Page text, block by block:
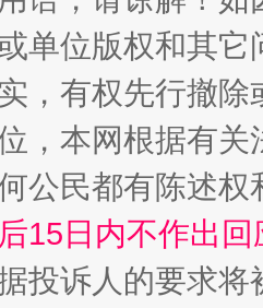
单位版权和其它
，有权先行撤
，本网根据有
公民都有陈述
15日内不作出
投诉人的要求将